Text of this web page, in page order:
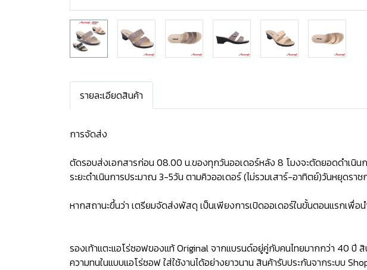
รายละเอียดสินค้า
การจัดส่ง
ตัดรอบส่งเอกสารก่อน 08.00 น.ของทุกวันออเดอร์หลัง 8 โมงจะตัดยอดดำเนินก
ระยะดำเนินการประมาณ 3-5วัน ตามคิวออเดอร์ (ไม่รวมเสาร์-อาทิตย์)วันหยุดราช
หากสถานะขึ้นว่า เตรียมจัดส่งพัสดุ เป็นเพียงการเปิดออเดอร์ในขั้นตอนแรกเพื่
รองเท้าแตะแอโร่ซอฟของแท้ Original จากแบรนด์อยู่คู่กับคนไทยมากกว่า 40
ความทนในแบบแอโร่ซอฟ ใส่ใช้งานได้อย่างยาวนาน สินค้ารับประกันจากระบบ